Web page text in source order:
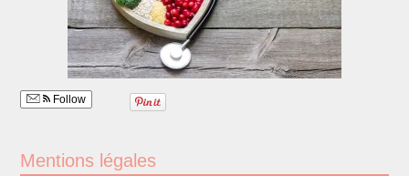
Follow
Mentions légales